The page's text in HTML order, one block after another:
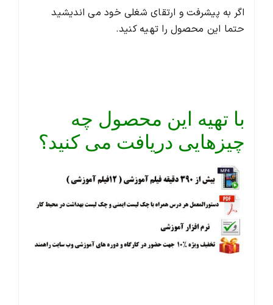
اگر به پیشرفت و ارتقای شغلی خود می اندیشید
حتما این محصول را تهیه کنید.
با تهیه این محصول چه
چیزهایی دریافت می کنید؟